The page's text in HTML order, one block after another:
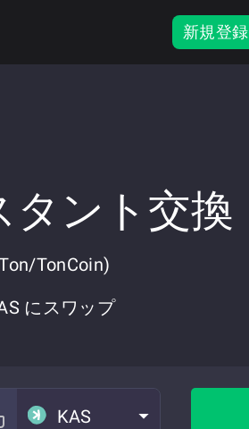
新規登録
タント交換
TonCoin)
にスワップ
KAS